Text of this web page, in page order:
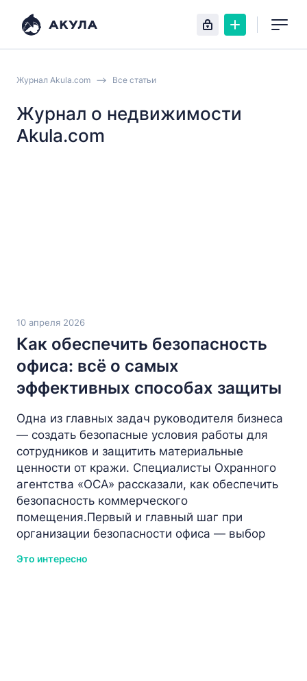
Журнал Akula.com Все статьи
Журнал о недвижимости
Akula.com
10 апреля 2026
Как обеспечить безопасность
офиса: всё о самых
эффективных способах защиты
Одна из главных задач руководителя бизнеса
— создать безопасные условия работы для
сотрудников и защитить материальные
ценности от кражи. Специалисты Охранного
агентства «ОСА» рассказали, как обеспечить
безопасность коммерческого
помещения.Первый и главный шаг при
организации безопасности офиса — выбор
Это интересно